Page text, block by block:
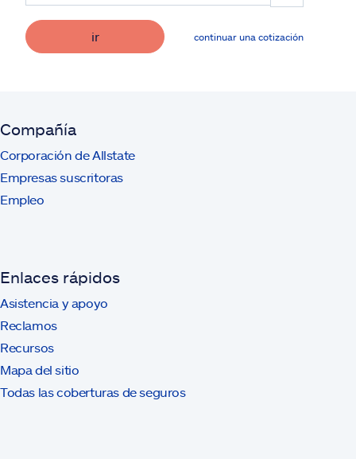
ir continuar una cotización
Compañía
Corporación de Allstate
Empresas suscritoras
Empleo
Enlaces rápidos
Asistencia y apoyo
Reclamos
Recursos
Mapa del sitio
Todas las coberturas de seguros